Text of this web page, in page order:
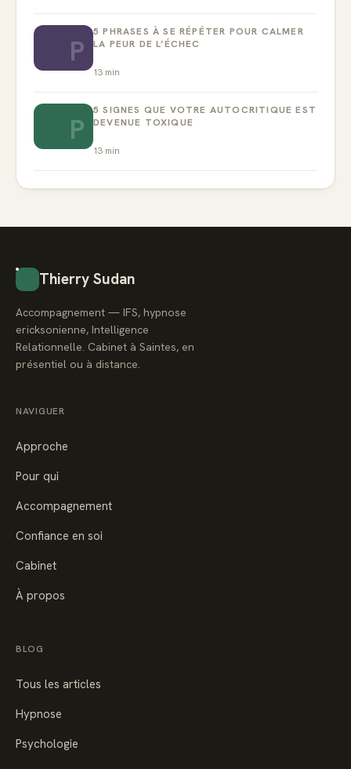
P
5 PHRASES À SE RÉPÉTER POUR CALMER
LA PEUR DE L’ÉCHEC
13 min
P
5 SIGNES QUE VOTRE AUTOCRITIQUE EST
DEVENUE TOXIQUE
13 min
Thierry Sudan
Accompagnement — IFS, hypnose
ericksonienne, Intelligence
Relationnelle. Cabinet à Saintes, en
présentiel ou à distance.
NAVIGUER
Approche
Pour qui
Accompagnement
Confiance en soi
Cabinet
À propos
BLOG
Tous les articles
Hypnose
Psychologie